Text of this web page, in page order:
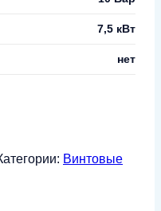
7,5 кВт
нет
Винтовые